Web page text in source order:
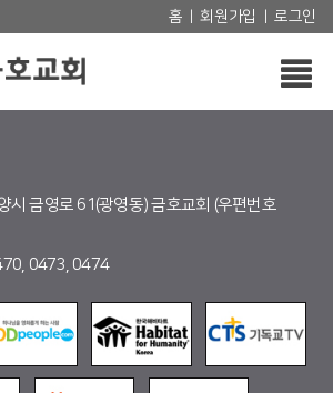
홈 회원가입 로그인
시 금영로 61(광영동) 금호교회 (우편번호
0473, 0474